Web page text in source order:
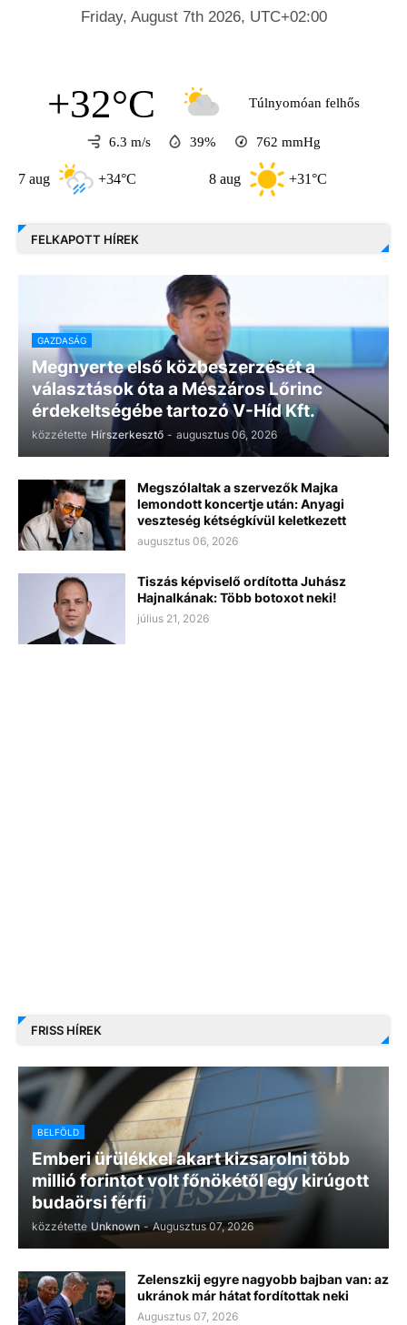
+32°C Túlnyomóan felhős
6.3 m/s 39% 762 mmHg
+34°C +31°C
FELKAPOTT HÍREK
GAZDASÁG
Megnyerte első közbeszerzését a
választások óta a Mészáros Lőrinc
érdekeltségébe tartozó V-Híd Kft.
közzétette Hírszerkesztő - augusztus 06, 2026
Megszólaltak a szervezők Majka
lemondott koncertje után: Anyagi
veszteség kétségkívül keletkezett
augusztus 06, 2026
Tiszás képviselő ordította Juhász
Hajnalkának: Több botoxot neki!
július 21, 2026
FRISS HÍREK
BELFÖLD
Emberi ürülékkel akart kizsarolni több
millió forintot volt főnökétől egy kirúgott
budaörsi férfi
közzétette Unknown - Augusztus 07, 2026
Zelenszkij egyre nagyobb bajban van: az
ukránok már hátat fordítottak neki
Augusztus 07, 2026